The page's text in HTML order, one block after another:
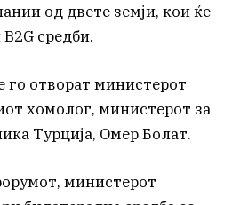
од двете земји, кои ќе
средби.
го отворат министерот
хомолог, министерот за
Турција, Омер Болат.
министерот